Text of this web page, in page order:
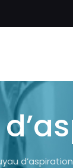
d’aspiration